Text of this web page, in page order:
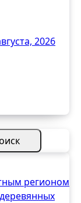
2026
регионом